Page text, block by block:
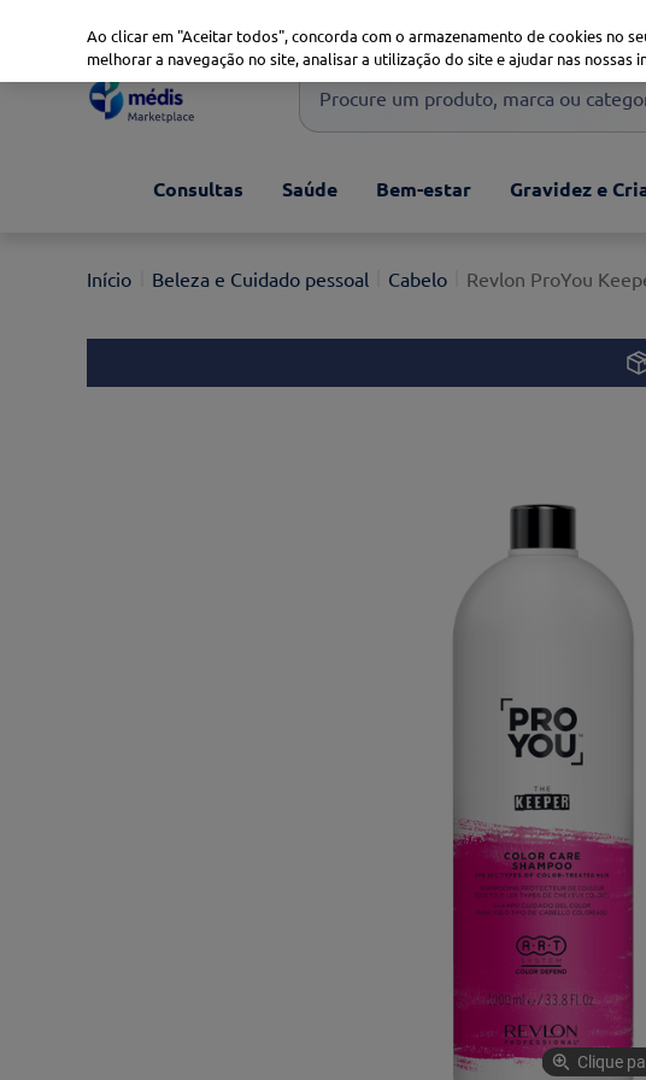
Procure um produto, marca ou categoria
1º xiaomi
3º now
Consultas Saúde Bem-estar Gravidez e
Beleza e Cuidado pessoal Cabelo Revlon ProYou
Clique
Ao clicar em "Aceitar todos", concorda com o armazenamento de cookies no
melhorar a navegação no site, analisar a utilização do site e ajudar nas nossas